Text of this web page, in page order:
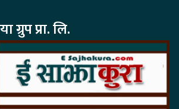
ग्रुप प्रा. लि.